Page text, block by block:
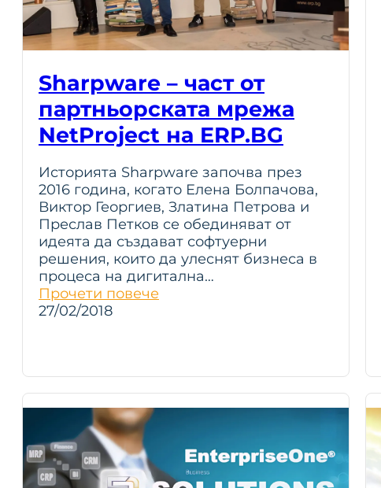
Sharpware – част от
партньорската мрежа
NetProject на ERP.BG
Историята Sharpware започва през
2016 година, когато Елена Болпачова,
Виктор Георгиев, Златина Петрова и
Преслав Петков се обединяват от
идеята да създават софтуерни
решения, които да улеснят бизнеса в
процеса на дигитална…
Прочети повече
27/02/2018